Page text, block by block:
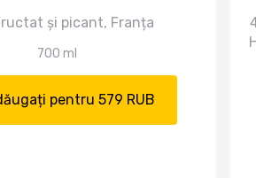
și picant, Franța
700 ml
pentru 579 RUB